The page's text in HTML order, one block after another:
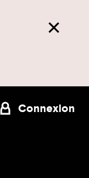
Connexion